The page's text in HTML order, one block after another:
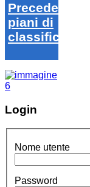
Precedenti
piani di
classifica
Login
Nome utente
Password